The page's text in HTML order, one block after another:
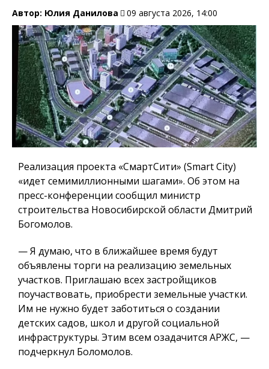
Автор: Юлия Данилова 09 августа 2026, 14:00
Реализация проекта «СмартСити» (Smart City)
«идет семимиллионными шагами». Об этом на
пресс-конференции сообщил министр
строительства Новосибирской области Дмитрий
Богомолов.
— Я думаю, что в ближайшее время будут
объявлены торги на реализацию земельных
участков. Приглашаю всех застройщиков
поучаствовать, приобрести земельные участки.
Им не нужно будет заботиться о создании
детских садов, школ и другой социальной
инфраструктуры. Этим всем озадачится АРЖС, —
подчеркнул Боломолов.